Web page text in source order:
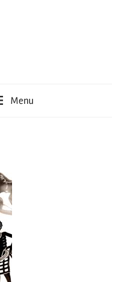
Menu